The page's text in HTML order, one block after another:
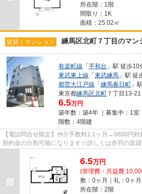
所在階：1階
間取り：1K
面積：25.02㎡
賃貸｜マンション 練馬区北町７丁目のマン
有楽町線 「平和台 」駅 徒歩10
東武東上線 「東武練馬 」駅 徒
都営大江戸線 「練馬春日町 」
東京都練馬区北町 ７丁目13-21
6.5万円
築年数：築4年 ｜募集中： 1室
階数：4階建
【電話問合せ限定】仲介手数料1.1ヶ月→9800円
契約金の分割可能になります☆詳しくは赤羽の賃
4177】VISION赤羽店までご連絡下さい！！
6.5万円
(管理費・共益費
敷：0ヶ月｜礼：0ヶ月
所在階：2階